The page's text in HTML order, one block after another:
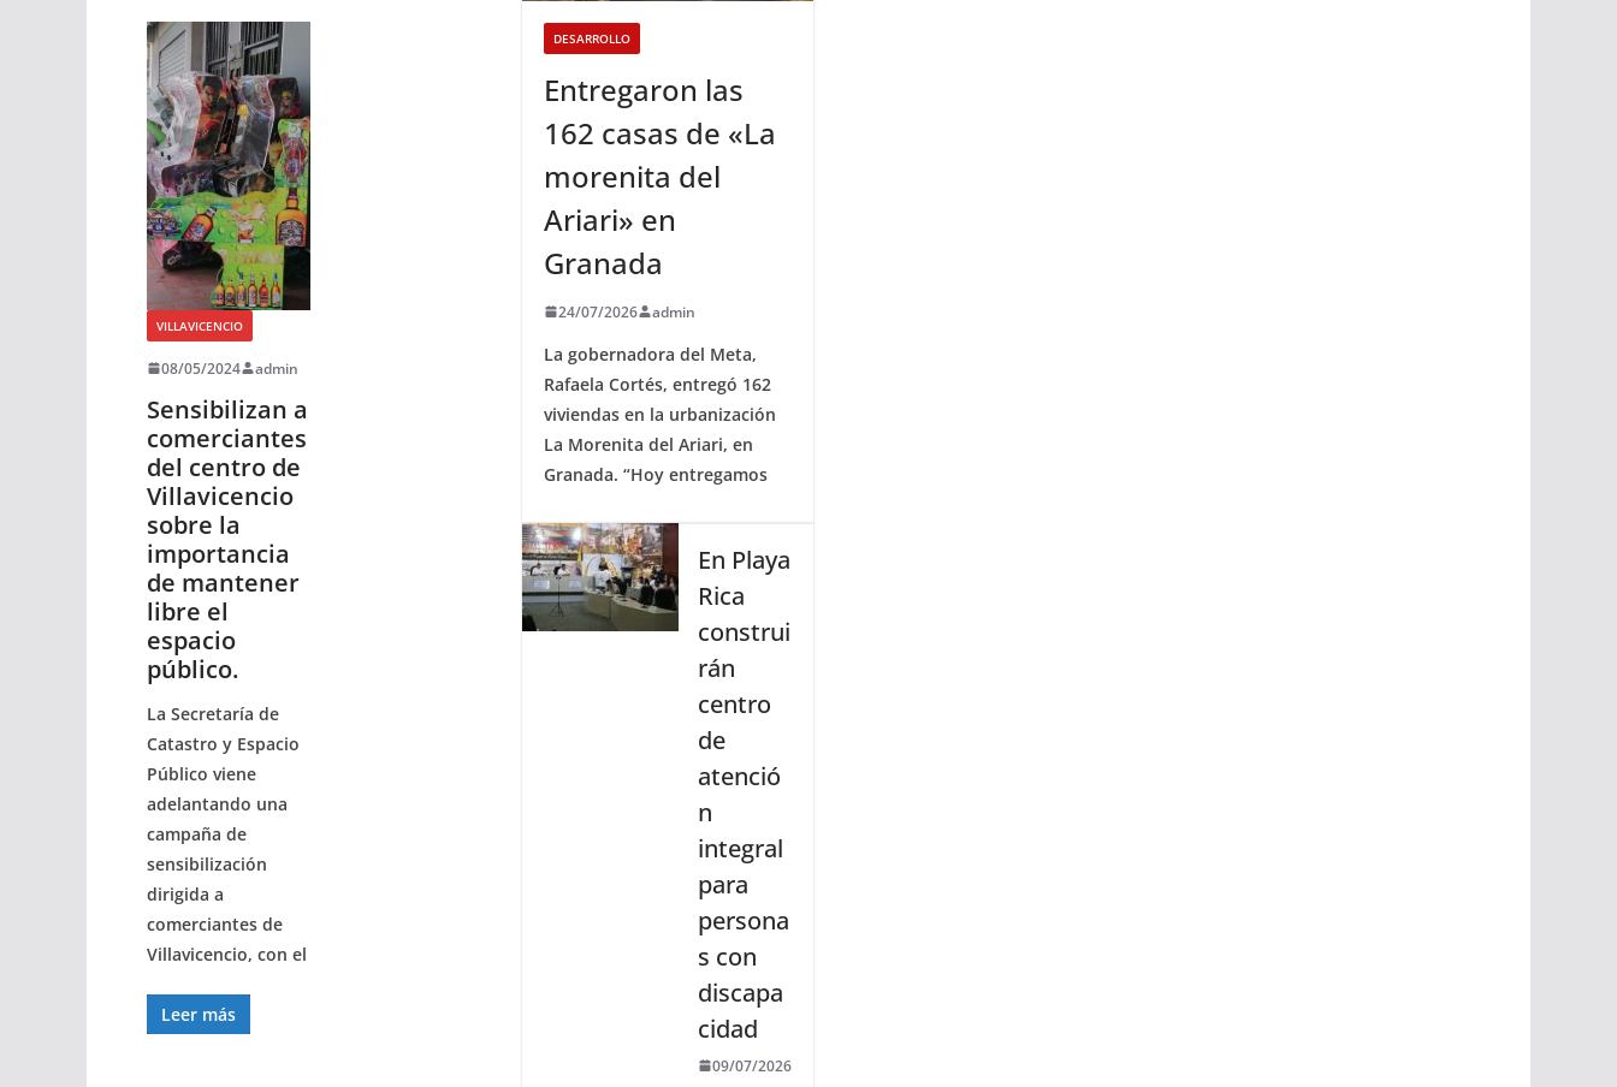
VILLAVICENCIO
08/05/2024 admin
Sensibilizan a
comerciantes
del centro de
Villavicencio
sobre la
importancia
de mantener
libre el
espacio
público.
La Secretaría de
Catastro y Espacio
Público viene
adelantando una
campaña de
sensibilización
dirigida a
comerciantes de
Villavicencio, con el
Leer más
DESARROLLO
Entregaron las
162 casas de «La
morenita del
Ariari» en
Granada
24/07/2026 admin
La gobernadora del Meta,
Rafaela Cortés, entregó 162
viviendas en la urbanización
La Morenita del Ariari, en
Granada. “Hoy entregamos
En Playa
Rica
construi
rán
centro
de
atenció
n
integral
para
persona
s con
discapa
cidad
09/07/2026